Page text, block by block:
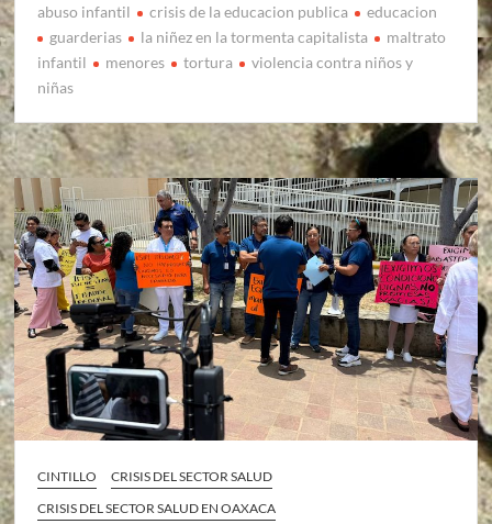
abuso infantil crisis de la educacion publica
educacion
guarderias
la niñez en la tormenta capitalista
maltrato
infantil
menores tortura
violencia contra niños y
niñas
CINTILLO
CRISIS DEL SECTOR SALUD
CRISIS DEL SECTOR SALUD EN OAXACA